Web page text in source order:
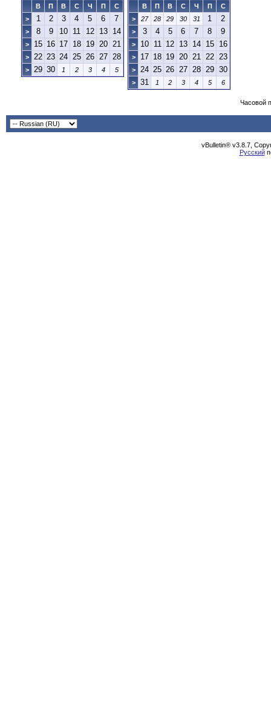
В П В С Ч П
С
>
1 2 3 4 5 6 7
> 8 9 10 11 12 13 14
> 15 16 17 18 19 20 21
> 22 23 24 25 26 27 28
> 29 30 1 2 3 4 5
В П В С Ч П
С
>
27 28 29 30 31 1 2
> 3 4 5 6 7 8 9
> 10 11 12 13 14 15 16
> 17 18 19 20 21 22 23
> 24 25 26 27 28 29 30
> 31 1 2 3 4 5 6
Часовой
vBulletin® v3.8.7,
Русский